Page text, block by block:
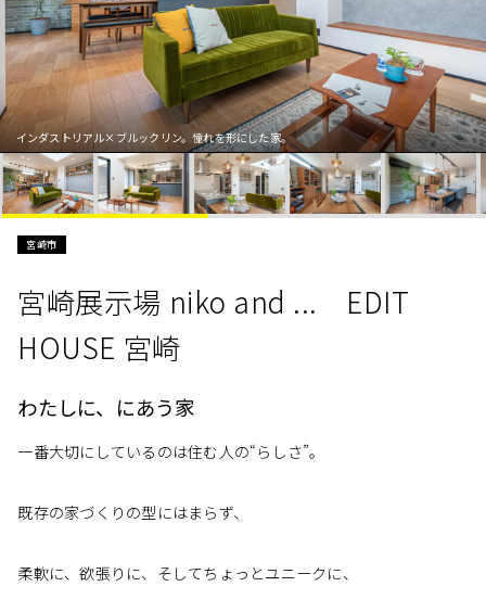
宮崎市
宮崎展示場 niko and ... EDIT
HOUSE 宮崎
わたしに、にあう家
一番大切にしているのは住む人の“らしさ”。
既存の家づくりの型にはまらず、
柔軟に、欲張りに、そしてちょっとユニークに、
インダストリアル×ブルックリン。憧れを形にした家。